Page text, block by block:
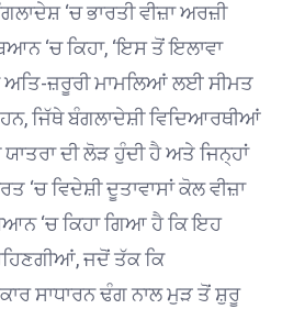
‘ਚ ਭਾਰਤੀ ਵੀਜ਼ਾ ਅਰਜ਼ੀ
‘ਚ ਕਿਹਾ, ‘ਇਸ ਤੋਂ ਇਲਾਵਾ
ਅਤਿ-ਜ਼ਰੂਰੀ ਮਾਮਲਿਆਂ ਲਈ ਸੀਮਤ
ਜਿੱਥੇ ਬੰਗਲਾਦੇਸ਼ੀ ਵਿਦਿਆਰਥੀਆਂ
ਦੀ ਲੋੜ ਹੁੰਦੀ ਹੈ ਅਤੇ ਜਿਨ੍ਹਾਂ
‘ਚ ਵਿਦੇਸ਼ੀ ਦੂਤਾਵਾਸਾਂ ਕੋਲ ਵੀਜ਼ਾ
‘ਚ ਕਿਹਾ ਗਿਆ ਹੈ ਕਿ ਇਹ
ਜਦੋਂ ਤੱਕ ਕਿ
ਸਾਧਾਰਨ ਢੰਗ ਨਾਲ ਮੁੜ ਤੋਂ ਸ਼ੁਰੂ